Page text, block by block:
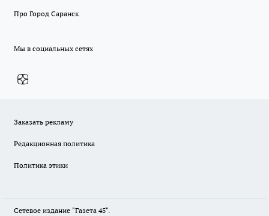
Про Город Саранск
Мы в социальных сетях
Заказать рекламу
Редакционная политика
Политика этики
Сетевое издание "Газета 45".